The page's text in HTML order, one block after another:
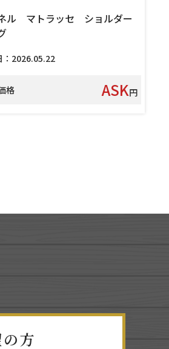
ル マトラッセ ショルダー
：2026.05.22
格 ASK円
方